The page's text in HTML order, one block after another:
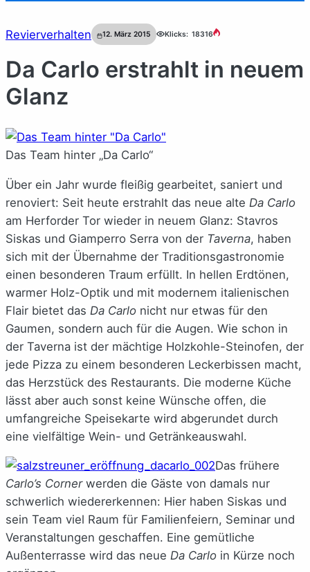
Revierverhalten 12. März 2015 Klicks: 18316
Da Carlo erstrahlt in neuem
Glanz
Das Team hinter „Da Carlo“
Über ein Jahr wurde fleißig gearbeitet, saniert und
renoviert: Seit heute erstrahlt das neue alte Da Carlo
am Herforder Tor wieder in neuem Glanz: Stavros
Siskas und Giamperro Serra von der Taverna, haben
sich mit der Übernahme der Traditionsgastronomie
einen besonderen Traum erfüllt. In hellen Erdtönen,
warmer Holz-Optik und mit modernem italienischen
Flair bietet das Da Carlo nicht nur etwas für den
Gaumen, sondern auch für die Augen. Wie schon in
der Taverna ist der mächtige Holzkohle-Steinofen, der
jede Pizza zu einem besonderen Leckerbissen macht,
das Herzstück des Restaurants. Die moderne Küche
lässt aber auch sonst keine Wünsche offen, die
umfangreiche Speisekarte wird abgerundet durch
eine vielfältige Wein- und Getränkeauswahl.
Das frühere
Carlo’s Cornerwerden die Gäste von damals nur
schwerlich wiedererkennen: Hier haben Siskas und
sein Team viel Raum für Familienfeiern, Seminar und
Veranstaltungen geschaffen. Eine gemütliche
Außenterrasse wird das neue Da Carlo in Kürze noch